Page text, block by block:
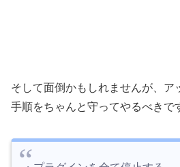
そして面倒かもしれませんが、ア
手順をちゃんと守ってやるべきで